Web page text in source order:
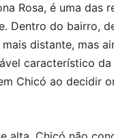
Rosa, é uma das
Dentro do bairro,
distante, mas
característico da
Chicó ao decidir